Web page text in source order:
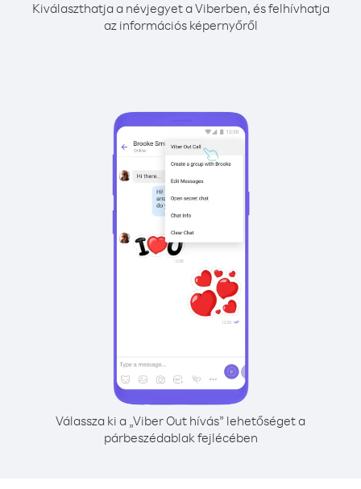
Kiválaszthatja a névjegyet a Viberben, és felhívhatja
az információs képernyőről
Válassza ki a „Viber Out hívás” lehetőséget a
párbeszédablak fejlécében